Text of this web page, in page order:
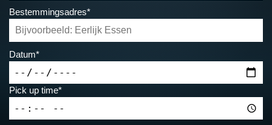
Bestemmingsadres*
Datum*
Pick up time*